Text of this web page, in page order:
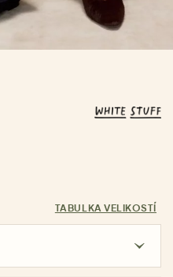
TABULKA VELIKOSTÍ